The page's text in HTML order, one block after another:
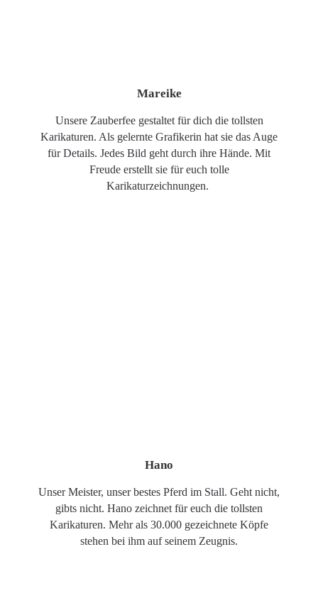
Mareike
Unsere Zauberfee gestaltet für dich die tollsten
Karikaturen. Als gelernte Grafikerin hat sie das Auge
für Details. Jedes Bild geht durch ihre Hände. Mit
Freude erstellt sie für euch tolle
Karikaturzeichnungen.
Hano
Unser Meister, unser bestes Pferd im Stall. Geht nicht,
gibts nicht. Hano zeichnet für euch die tollsten
Karikaturen. Mehr als 30.000 gezeichnete Köpfe
stehen bei ihm auf seinem Zeugnis.